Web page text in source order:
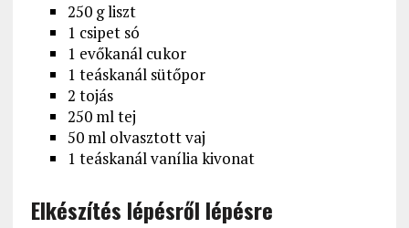
250 g liszt
1 csipet só
1 evőkanál cukor
1 teáskanál sütőpor
2 tojás
250 ml tej
50 ml olvasztott vaj
1 teáskanál vanília kivonat
Elkészítés lépésről lépésre